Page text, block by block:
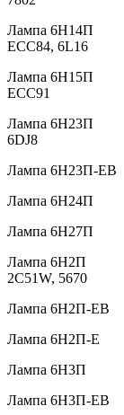
Лампа
ECC84, 6L16
Лампа
ECC91
Лампа
6DJ8
Лампа
Лампа
Лампа
Лампа
2C51W, 5670
Лампа
Лампа
Лампа
Лампа